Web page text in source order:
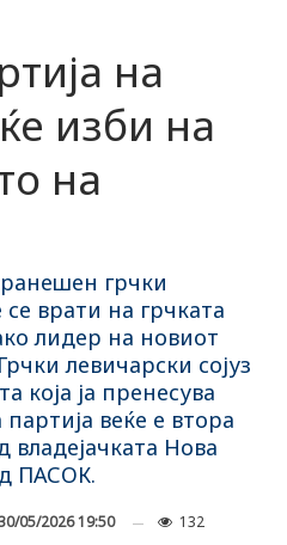
на
изби на
на
грчки
врати на грчката
лидер на новиот
левичарски сојуз
која ја пренесува
веќе е втора
владејачката Нова
ПАСОК.
05/2026 19:50 132